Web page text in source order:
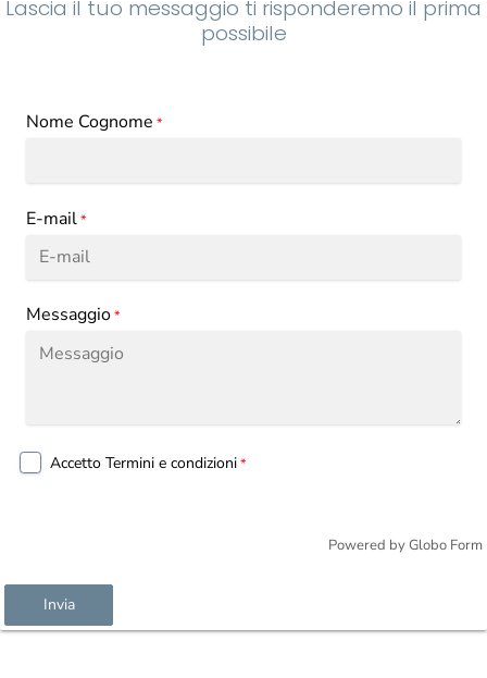
Lascia il tuo messaggio ti risponderemo il prima
possibile
Nome Cognome *
E-mail*
Messaggio*
Accetto Termini e condizioni*
Powered byGlobo Form
Invia